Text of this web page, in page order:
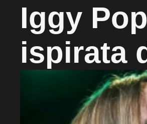
Iggy
ispirata